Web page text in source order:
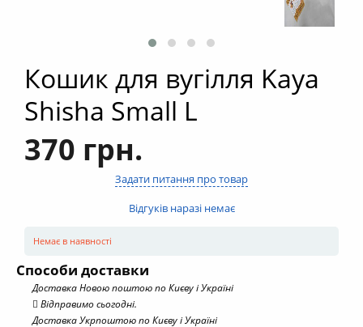
Кошик для вугілля Kaya
Shisha Small L
370 грн.
Задати питання про товар
Відгуків наразі немає
Немає в наявності
Способи доставки
Доставка Новою поштою по Києву і Україні
Відправимо сьогодні.
Доставка Укрпоштою по Києву і Україні